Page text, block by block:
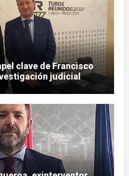
clave de Francisco
judicial